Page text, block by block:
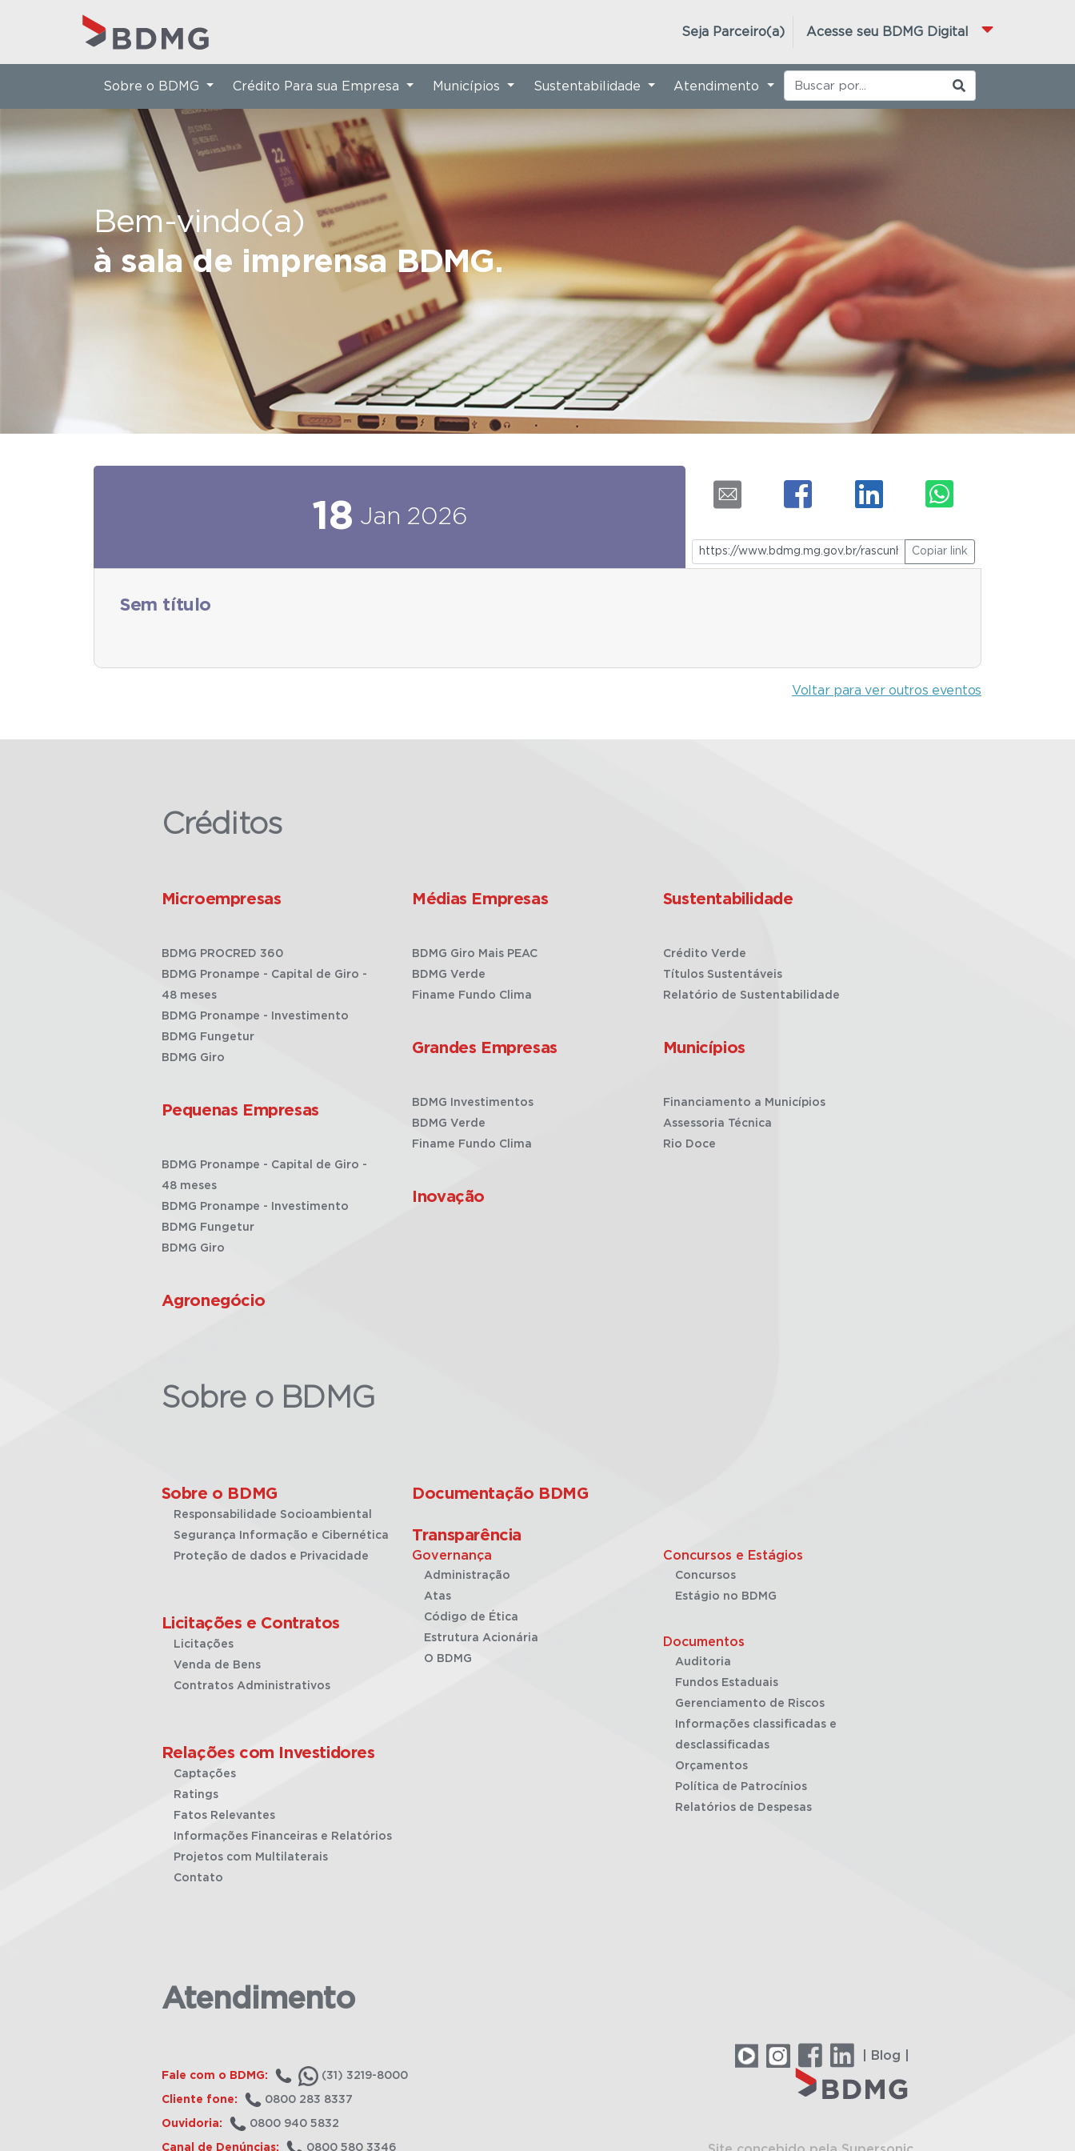
Acesse seu BDMG Digital
Seja Parceiro(a)
Bem-vindo(a)
à sala de imprensa BDMG.
Sobre o BDMG Crédito Para sua Empresa Municípios Sustentabilidade Atendimento
18 Jan 2026
Copiar link
Sem título
Voltar para ver outros eventos
Créditos
Microempresas
BDMG PROCRED 360
BDMG Pronampe - Capital de Giro -
48 meses
BDMG Pronampe - Investimento
BDMG Fungetur
BDMG Giro
Pequenas Empresas
BDMG Pronampe - Capital de Giro -
48 meses
BDMG Pronampe - Investimento
BDMG Fungetur
BDMG Giro
Agronegócio
Médias Empresas
BDMG Giro Mais PEAC
BDMG Verde
Finame Fundo Clima
Grandes Empresas
BDMG Investimentos
BDMG Verde
Finame Fundo Clima
Inovação
Sustentabilidade
Crédito Verde
Títulos Sustentáveis
Relatório de Sustentabilidade
Municípios
Financiamento a Municípios
Assessoria Técnica
Rio Doce
Sobre o BDMG
Sobre o BDMG
Responsabilidade Socioambiental
Segurança Informação e Cibernética
Proteção de dados e Privacidade
Licitações e Contratos
Licitações
Venda de Bens
Contratos Administrativos
Relações com Investidores
Captações
Ratings
Fatos Relevantes
Informações Financeiras e Relatórios
Projetos com Multilaterais
Contato
Documentação BDMG
Transparência
Governança
Administração
Atas
Código de Ética
Estrutura Acionária
O BDMG
Concursos e Estágios
Concursos
Estágio no BDMG
Documentos
Auditoria
Fundos Estaduais
Gerenciamento de Riscos
Informações classificadas e
desclassificadas
Orçamentos
Política de Patrocínios
Relatórios de Despesas
Atendimento
Fale com o BDMG: (31) 3219-8000
Cliente fone: 0800 283 8337
Ouvidoria: 0800 940 5832
Canal de Denúncias: 0800 580 3346
| Blog |